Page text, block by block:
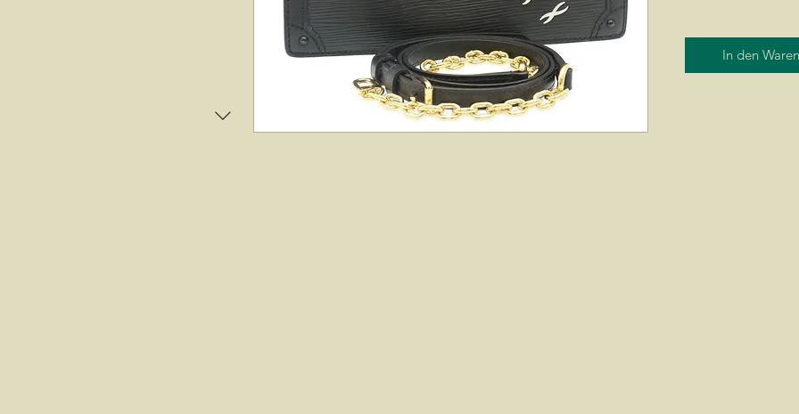
In den